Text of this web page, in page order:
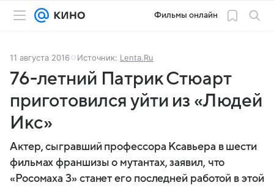
Фильмы онлайн
11 августа 2016 Источник: Lenta.Ru
76-летний Патрик Стюарт
приготовился уйти из «Людей
Икс»
Актер, сыгравший профессора Ксавьера в шести
фильмах франшизы о мутантах, заявил, что
«Росомаха 3» станет его последней работой в этой